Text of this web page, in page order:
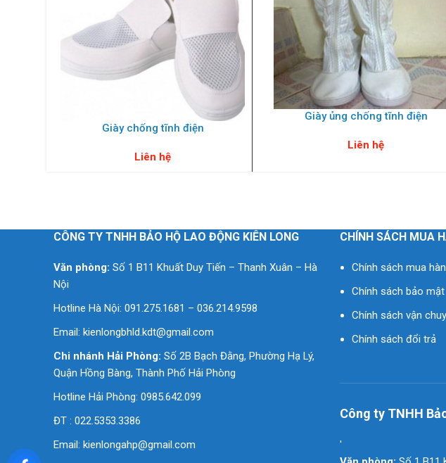
Giày chống tĩnh điện
Liên hệ
Giày ủng chống tĩnh điện
Liên hệ
CÔNG TY TNHH BẢO HỘ LAO ĐỘNG KIÊN LONG
Văn phòng: Số 1 B11 Khuất Duy Tiến – Thanh Xuân – Hà
Nội
Hotline Hà Nội: 091.275.1681 – 036.214.9598
Email: kienlongbhld.kdt@gmail.com
Chi nhánh Hải Phòng: Số 2B Bạch Đằng, Phường Hạ Lý,
Quận Hồng Bàng, Thành Phố Hải Phòng
Hotline Hải Phòng: 0985.642.099
ĐT : 022.5353.3386
Email: kienlongahp@gmail.com
CHÍNH SÁCH MUA
Chính sách mua
Chính sách bảo mật
Chính sách vận
Chính sách đổi trả
Công ty TNHH
'